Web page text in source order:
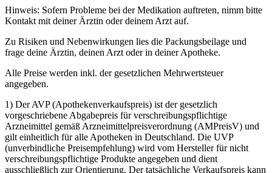
Hinweis: Sofern Probleme bei der Medikation auftreten, nimm bitte
Kontakt mit deiner Ärztin oder deinem Arzt auf.
Zu Risiken und Nebenwirkungen lies die Packungsbeilage und
frage deine Ärztin, deinen Arzt oder in deiner Apotheke.
Alle Preise werden inkl. der gesetzlichen Mehrwertsteuer
angegeben.
1) Der AVP (Apothekenverkaufspreis) ist der gesetzlich
vorgeschriebene Abgabepreis für verschreibungspflichtige
Arzneimittel gemäß Arzneimittelpreisverordnung (AMPreisV) und
gilt einheitlich für alle Apotheken in Deutschland. Die UVP
(unverbindliche Preisempfehlung) wird vom Hersteller für nicht
verschreibungspflichtige Produkte angegeben und dient
ausschließlich zur Orientierung. Der tatsächliche Verkaufspreis kann